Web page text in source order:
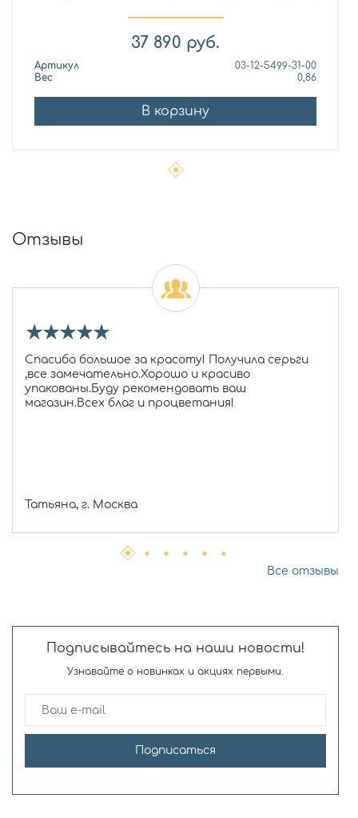
37 890 руб.
Артикул
03-12-5499-31-00
Вес
0,86
В корзину
Отзывы
★★★★★
Спасибо большое за красоту! Получила серьги
,все замечательно.Хорошо и красиво
упакованы.Буду рекомендовать ваш
магазин.Всех благ и процветания!
Татьяна, г. Москва
Все отзывы
Подписывайтесь на наши новости!
Узнавайте о новинках и акциях первыми.
Подписаться